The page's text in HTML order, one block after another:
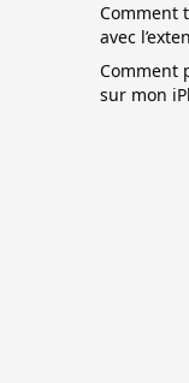
Comment
avec
Comment
sur mon